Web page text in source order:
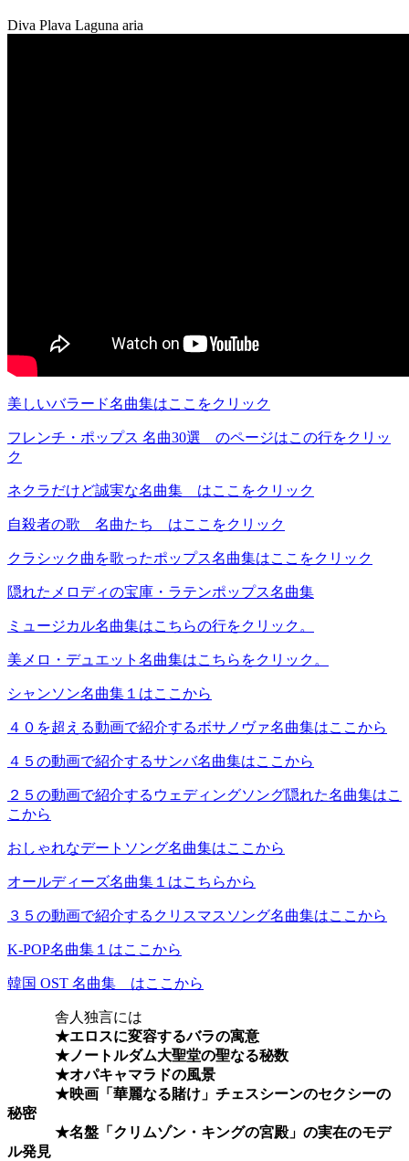
Diva Plava Laguna aria
美しいバラード名曲集はここをクリック
フレンチ・ポップス 名曲30選 のページはこの行をクリッ
ク
ネクラだけど誠実な名曲集 はここをクリック
自殺者の歌 名曲たち はここをクリック
クラシック曲を歌ったポップス名曲集はここをクリック
隠れたメロディの宝庫・ラテンポップス名曲集
ミュージカル名曲集はこちらの行をクリック。
美メロ・デュエット名曲集はこちらをクリック。
シャンソン名曲集１はここから
４０を超える動画で紹介するボサノヴァ名曲集はここから
４５の動画で紹介するサンバ名曲集はここから
２５の動画で紹介するウェディングソング隠れた名曲集はこ
こから
おしゃれなデートソング名曲集はここから
オールディーズ名曲集１はこちらから
３５の動画で紹介するクリスマスソング名曲集はここから
K-POP名曲集１はここから
韓国 OST 名曲集 はここから
舎人独言には
★エロスに変容するバラの寓意
★ノートルダム大聖堂の聖なる秘数
★オパキャマラドの風景
★映画「華麗なる賭け」チェスシーンのセクシーの
秘密
★名盤「クリムゾン・キングの宮殿」の実在のモデ
ル発見